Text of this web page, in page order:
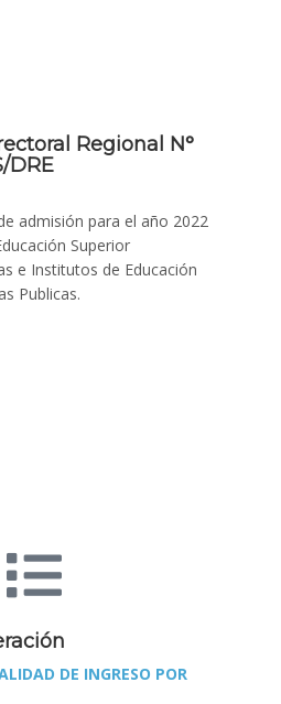
Regional N°
DRE
admisión para el año 2022
Superior
e Institutos de Educación
Publicas.
DE INGRESO POR